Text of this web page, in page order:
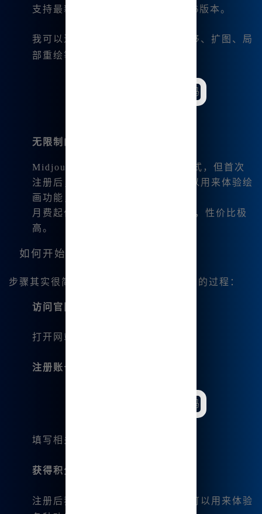
支持最新的Midjourney V6.1和niji6版本。
我可以进行图片的微调、变幻、平移、扩图、局
部重绘等，满足我的各种创作需求。
无限制的使用体验
Midjourney中文绘画采取了付费模式，但首次
注册后，我会获得一定的积分，可以用来体验绘
画功能，简直太贴心了。
月费起价也非常亲民，只有9.9元起，性价比极
高。
如何开始使用Midjourney中文版？
步骤其实很简单，以下就是我注册和使用的过程：
访问官网
打开网站
注册账号
填写相关信息，简单快捷。
获得积分
注册后我会立即获得一定的积分，可以用来体验